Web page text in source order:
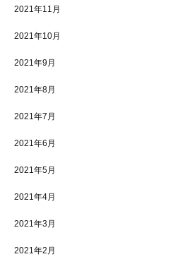
2021年11月
2021年10月
2021年9月
2021年8月
2021年7月
2021年6月
2021年5月
2021年4月
2021年3月
2021年2月